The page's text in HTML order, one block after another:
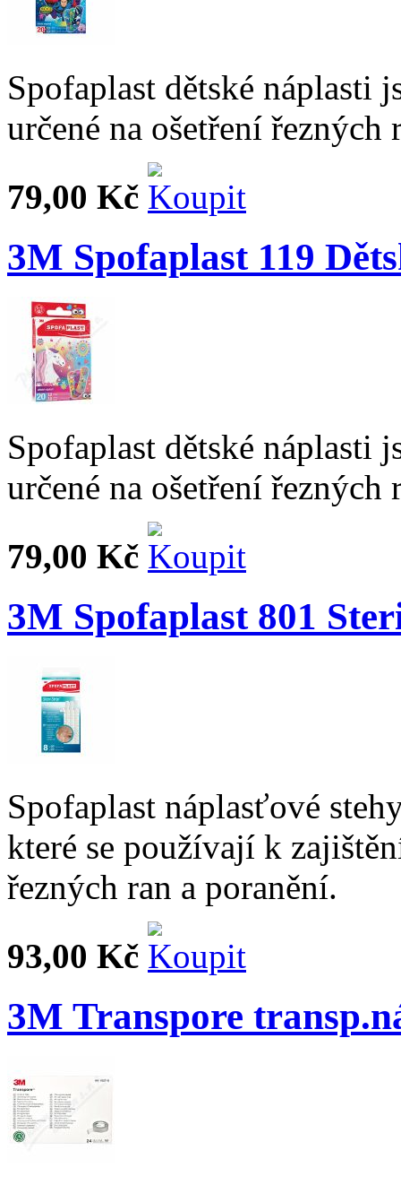
Spofaplast dětské náplasti
určené na ošetření
79,00 Kč
3M Spofaplast 119
Spofaplast dětské náplasti
určené na ošetření
79,00 Kč
3M Spofaplast 801
Spofaplast náplasťové
které se používají k
řezných ran a poranění.
93,00 Kč
3M Transpore